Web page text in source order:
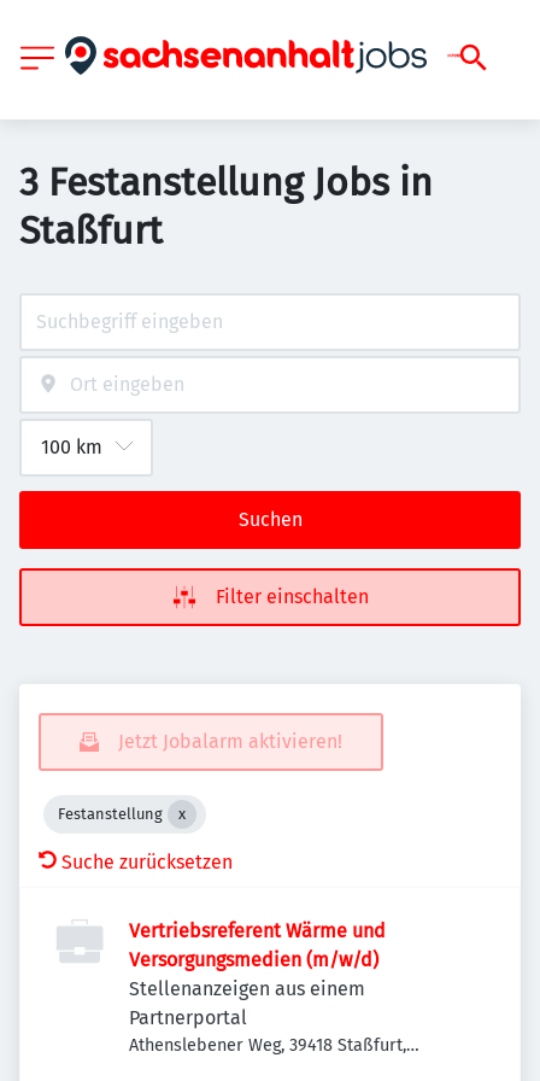
3 Festanstellung Jobs in
Staßfurt
Suchen
Filter einschalten
Jetzt Jobalarm aktivieren!
Festanstellung
Suche zurücksetzen
Vertriebsreferent Wärme und
Versorgungsmedien (m/w/d)
Stellenanzeigen aus einem
Partnerportal
Athenslebener Weg, 39418 Staßfurt,